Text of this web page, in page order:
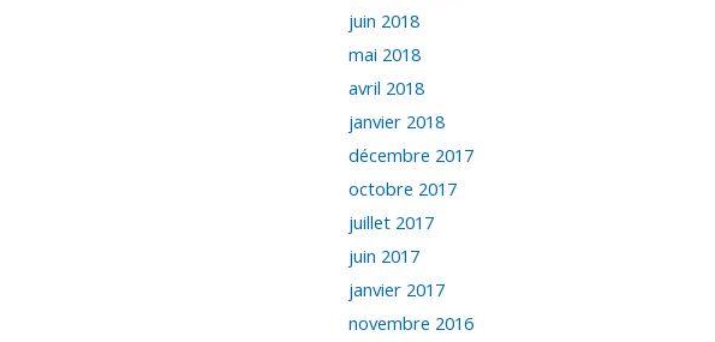
juin 2018
mai 2018
avril 2018
janvier 2018
décembre 2017
octobre 2017
juillet 2017
juin 2017
janvier 2017
novembre 2016